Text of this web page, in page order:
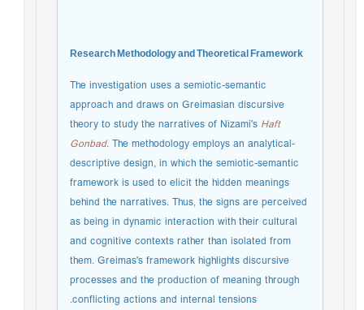
Research Methodology and Theoretical Framework
The investigation uses a semiotic-semantic
approach and draws on Greimasian discursive
theory to study the narratives of Nizami'sHaft
Gonbad. The methodology employs an analytical-
descriptive design, in which the semiotic-semantic
framework is used to elicit the hidden meanings
behind the narratives. Thus, the signs are perceived
as being in dynamic interaction with their cultural
and cognitive contexts rather than isolated from
them. Greimas's framework highlights discursive
processes and the production of meaning through
conflicting actions and internal tensions.